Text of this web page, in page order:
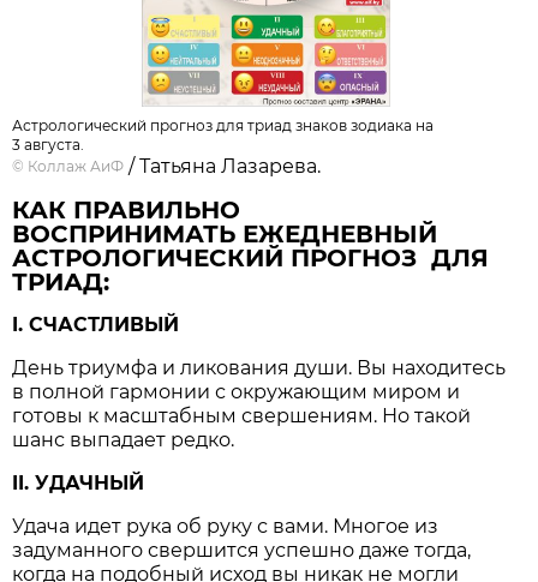
Астрологический прогноз для триад знаков зодиака на
3 августа.
© Коллаж АиФ / Татьяна Лазарева.
КАК ПРАВИЛЬНО
ВОСПРИНИМАТЬ ЕЖЕДНЕВНЫЙ
АСТРОЛОГИЧЕСКИЙ ПРОГНОЗ ДЛЯ
ТРИАД:
I. СЧАСТЛИВЫЙ
День триумфа и ликования души. Вы находитесь
в полной гармонии с окружающим миром и
готовы к масштабным свершениям. Но такой
шанс выпадает редко.
II. УДАЧНЫЙ
Удача идет рука об руку с вами. Многое из
задуманного свершится успешно даже тогда,
когда на подобный исход вы никак не могли